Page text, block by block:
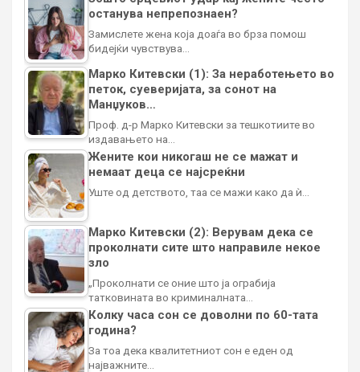
останува непрепознаен?
Замислете жена која доаѓа во брза помош
бидејќи чувствува…
Марко Китевски (1): За неработењето во
петок, суеверијата, за сонот на
Манџуков…
Проф. д-р Марко Китевски за тешкотиите во
издавањето на…
Жените кои никогаш не се мажат и
немаат деца се најсреќни
Уште од детството, таа се мажи како да ѝ…
Марко Китевски (2): Верувам дека се
проколнати сите што направиле некое
зло
„Проколнати се оние што ја ограбија
татковината во криминалната…
Колку часа сон се доволни по 60-тата
година?
За тоа дека квалитетниот сон е еден од
најважните…